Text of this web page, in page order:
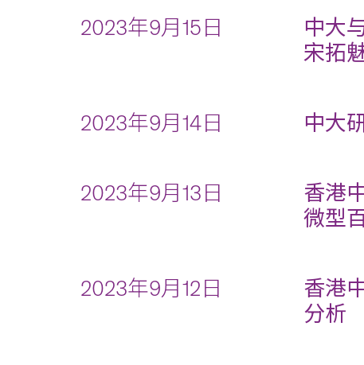
2023年9月15日
中大
宋拓
2023年9月14日 中大
2023年9月13日
香港
微型
2023年9月12日
香港
分析